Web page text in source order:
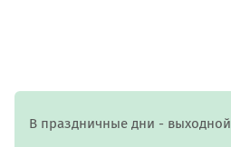
В праздничные дни - выходной